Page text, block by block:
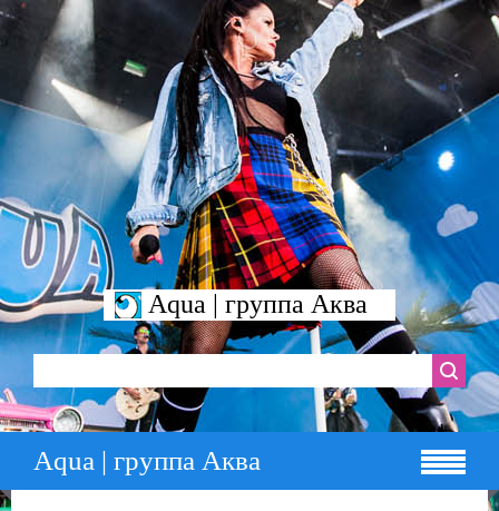
Aqua | группа Аква
Aqua | группа Аква